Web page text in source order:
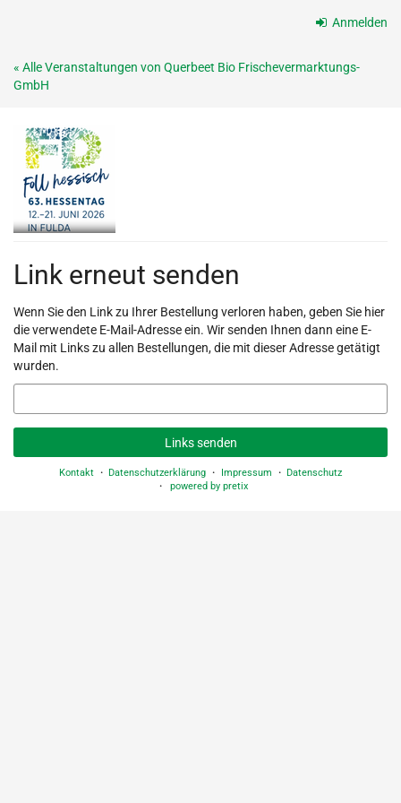
springen
Anmelden
« Alle Veranstaltungen von Querbeet Bio Frischevermarktungs-
GmbH
Link erneut senden
Wenn Sie den Link zu Ihrer Bestellung verloren haben, geben Sie hier
die verwendete E-Mail-Adresse ein. Wir senden Ihnen dann eine E-
Mail mit Links zu allen Bestellungen, die mit dieser Adresse getätigt
wurden.
Mail
Links senden
Kontakt Datenschutzerklärung Impressum
Datenschutz
powered by pretix